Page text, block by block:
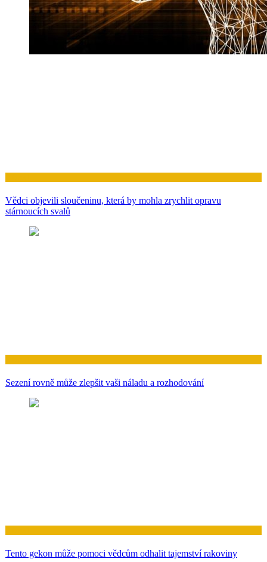
Vědci objevili sloučeninu, která by mohla zrychlit opravu
stárnoucích svalů
Sezení rovně může zlepšit vaši náladu a rozhodování
Tento gekon může pomoci vědcům odhalit tajemství rakoviny